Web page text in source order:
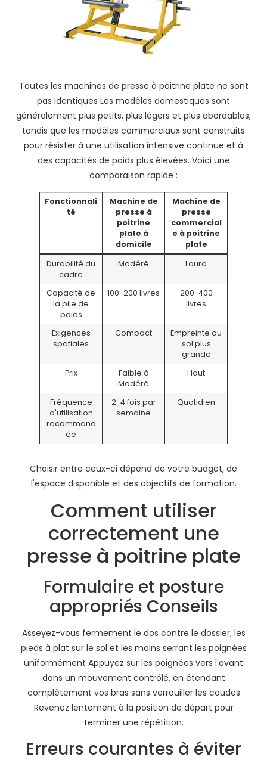
Toutes les machines de presse à poitrine plate ne sont
pas identiques Les modèles domestiques sont
généralement plus petits, plus légers et plus abordables,
tandis que les modèles commerciaux sont construits
pour résister à une utilisation intensive continue et à
des capacités de poids plus élevées. Voici une
comparaison rapide :
Fonctionnali
té
Machine de
presse à
poitrine
plate à
domicile
Machine de
presse
commercial
e à poitrine
plate
Durabilité du
cadre
Modéré Lourd
Capacité de
la pile de
poids
100-200 livres
200-400
livres
Exigences
spatiales
Compact
Empreinte au
sol plus
grande
Prix
Faible à
Modéré
Haut
Fréquence
d'utilisation
recommand
ée
2-4 fois par
semaine
Quotidien
Choisir entre ceux-ci dépend de votre budget, de
l'espace disponible et des objectifs de formation.
Comment utiliser
correctement une
presse à poitrine plate
Formulaire et posture
appropriés Conseils
Asseyez-vous fermement le dos contre le dossier, les
pieds à plat sur le sol et les mains serrant les poignées
uniformément Appuyez sur les poignées vers l'avant
dans un mouvement contrôlé, en étendant
complètement vos bras sans verrouiller les coudes
Revenez lentement à la position de départ pour
terminer une répétition.
Erreurs courantes à éviter